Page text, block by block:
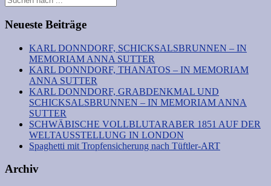
Neueste Beiträge
KARL DONNDORF, SCHICKSALSBRUNNEN – IN
MEMORIAM ANNA SUTTER
KARL DONNDORF, THANATOS – IN MEMORIAM
ANNA SUTTER
KARL DONNDORF, GRABDENKMAL UND
SCHICKSALSBRUNNEN – IN MEMORIAM ANNA
SUTTER
SCHWÄBISCHE VOLLBLUTARABER 1851 AUF DER
WELTAUSSTELLUNG IN LONDON
Spaghetti mit Tropfensicherung nach Tüftler-ART
Archiv